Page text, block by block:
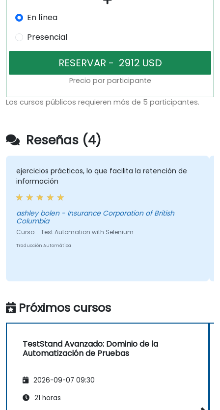
En línea
Presencial
Precio por participante
Los cursos públicos requieren más de 5 participantes.
Reseñas (4)
ejercicios prácticos, lo que facilita la retención de
información
ashley bolen - Insurance Corporation of British
Columbia
Curso - Test Automation with Selenium
Traducción Automática
Próximos cursos
TestStand Avanzado: Dominio de la
Automatización de Pruebas
2026-09-07 09:30
21 horas